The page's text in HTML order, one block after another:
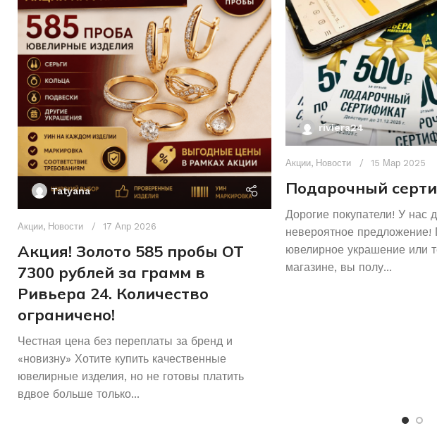
Tatyana
Акции, Новости 17 Апр 2026
Акция! Золото 585 пробы ОТ
7300 рублей за грамм в
Ривьера 24. Количество
ограничено!
Честная цена без переплаты за бренд и
«новизну» Хотите купить качественные
ювелирные изделия, но не готовы платить
вдвое больше только...
riviera24
Акции, Новости 15 Мар 2025
Подарочный
Дорогие покупатели! У нас
невероятное предложение!
ювелирное украшение или
магазине, вы полу...